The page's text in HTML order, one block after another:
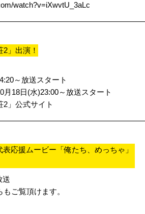
watch?v=iXwvtU_3aLc
」出演！
～放送スタート
18日(水)23:00～放送スタート
2」公式サイト
応援ムービー「俺たち、めっちゃ」
送
ご覧頂けます。